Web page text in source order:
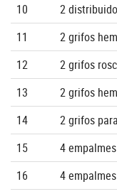
10
2
11
2 grifos
12
2 grifos
13
2 grifos
14
2 grifos
15
4
16
4